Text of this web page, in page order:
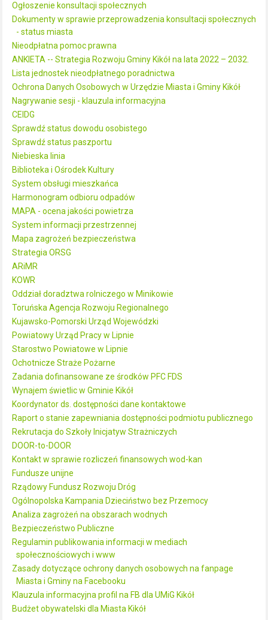
Ogłoszenie konsultacji społecznych
Dokumenty w sprawie przeprowadzenia konsultacji społecznych
- status miasta
Nieodpłatna pomoc prawna
ANKIETA -- Strategia Rozwoju Gminy Kikół na lata 2022 – 2032.
Lista jednostek nieodpłatnego poradnictwa
Ochrona Danych Osobowych w Urzędzie Miasta i Gminy Kikół
Nagrywanie sesji - klauzula informacyjna
CEIDG
Sprawdź status dowodu osobistego
Sprawdź status paszportu
Niebieska linia
Biblioteka i Ośrodek Kultury
System obsługi mieszkańca
Harmonogram odbioru odpadów
MAPA - ocena jakości powietrza
System informacji przestrzennej
Mapa zagrożeń bezpieczeństwa
Strategia ORSG
ARiMR
KOWR
Oddział doradztwa rolniczego w Minikowie
Toruńska Agencja Rozwoju Regionalnego
Kujawsko-Pomorski Urząd Wojewódzki
Powiatowy Urząd Pracy w Lipnie
Starostwo Powiatowe w Lipnie
Ochotnicze Straże Pożarne
Zadania dofinansowane ze środków PFC FDS
Wynajem świetlic w Gminie Kikół
Koordynator ds. dostępności dane kontaktowe
Raport o stanie zapewniania dostępności podmiotu publicznego
Rekrutacja do Szkoły Inicjatyw Strażniczych
DOOR-to-DOOR
Kontakt w sprawie rozliczeń finansowych wod-kan
Fundusze unijne
Rządowy Fundusz Rozwoju Dróg
Ogólnopolska Kampania Dzieciństwo bez Przemocy
Analiza zagrożeń na obszarach wodnych
Bezpieczeństwo Publiczne
Regulamin publikowania informacji w mediach
społecznościowych i www
Zasady dotyczące ochrony danych osobowych na fanpage
Miasta i Gminy na Facebooku
Klauzula informacyjna profil na FB dla UMiG Kikół
Budżet obywatelski dla Miasta Kikół